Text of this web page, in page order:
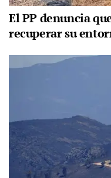
El PP denuncia
recuperar su